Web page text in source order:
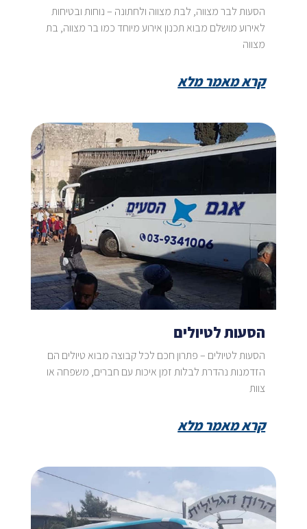
הסעות לבר מצווה, לבת מצווה ולחתונה – נוחות ובטיחות
לאירוע מושלם מבוא תכנון אירוע מיוחד כמו בר מצווה, בת
מצווה
קרא מאמר מלא
הסעות לטיולים
הסעות לטיולים – פתרון חכם לכל קבוצה מבוא טיולים הם
הזדמנות נהדרת לבלות זמן איכות עם חברים, משפחה או
צוות
קרא מאמר מלא